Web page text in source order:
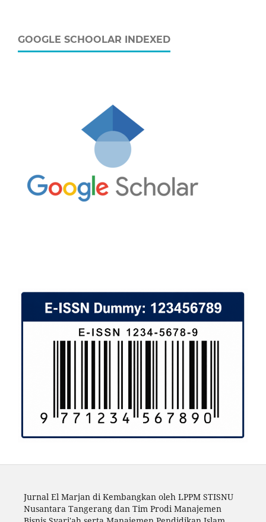
GOOGLE SCHOOLAR INDEXED
Jurnal El Marjan di Kembangkan oleh LPPM STISNU
Nusantara Tangerang dan Tim Prodi Manajemen